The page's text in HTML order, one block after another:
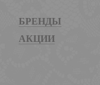
БРЕНДЫ
АКЦИИ